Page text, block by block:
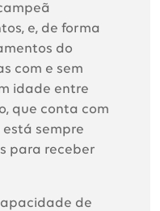
e, de forma
do
com e sem
idade entre
que conta com
está sempre
para receber
de